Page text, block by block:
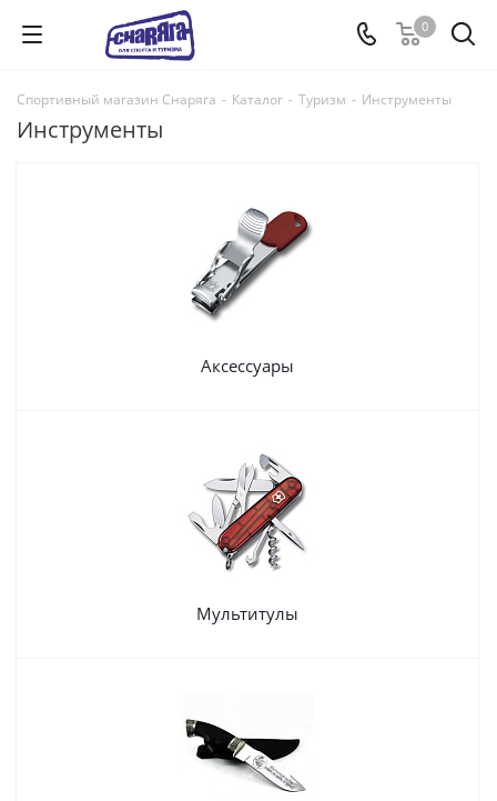
0
Спортивный магазин Снаряга - Каталог - Туризм - Инструменты
Инструменты
Аксессуары
Мультитулы